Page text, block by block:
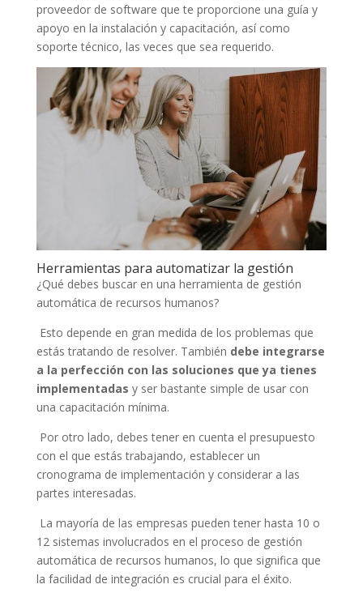
proveedor de software que te proporcione una guía y
apoyo en la instalación y capacitación, así como
soporte técnico, las veces que sea requerido.
Herramientas para automatizar la gestión
¿Qué debes buscar en una herramienta de gestión
automática de recursos humanos?
Esto depende en gran medida de los problemas que
estás tratando de resolver. También debe integrarse
a la perfección con las soluciones que ya tienes
implementadas y ser bastante simple de usar con
una capacitación mínima.
Por otro lado, debes tener en cuenta el presupuesto
con el que estás trabajando, establecer un
cronograma de implementación y considerar a las
partes interesadas.
La mayoría de las empresas pueden tener hasta 10 o
12 sistemas involucrados en el proceso de gestión
automática de recursos humanos, lo que significa que
la facilidad de integración es crucial para el éxito.